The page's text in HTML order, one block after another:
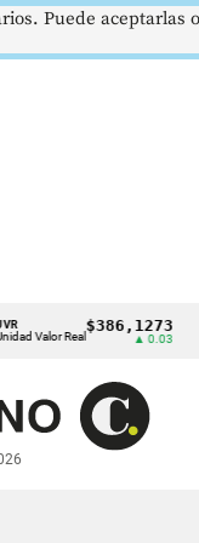
Real
$386,1273
Puede aceptarlas